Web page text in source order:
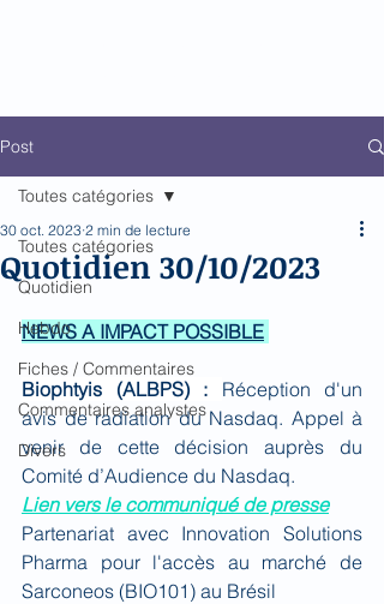
Post
Toutes catégories
Quotidien
Hebdo
Fiches / Commentaires
Commentaires analystes
Divers
Toutes catégories
Quotidien 30/10/2023
30 oct. 2023 2 min de lecture
NEWS A IMPACT POSSIBLE
Biophtyis (ALBPS) : Réception d'un
avis de radiation du Nasdaq. Appel à
venir de cette décision auprès du
Comité d’Audience du Nasdaq.
Lien vers le communiqué de presse
Partenariat avec Innovation Solutions
Pharma pour l'accès au marché de
Sarconeos (BIO101) au Brésil